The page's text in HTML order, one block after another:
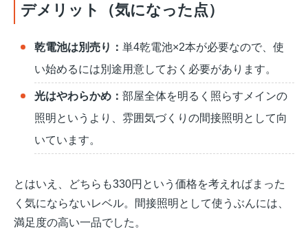
デメリット（気になった点）
乾電池は別売り： 単4乾電池×2本が必要なので、使
い始めるには別途用意しておく必要があります。
光はやわらかめ： 部屋全体を明るく照らすメインの
照明というより、雰囲気づくりの間接照明として向
いています。
とはいえ、どちらも330円という価格を考えればまった
く気にならないレベル。間接照明として使うぶんには、
満足度の高い一品でした。